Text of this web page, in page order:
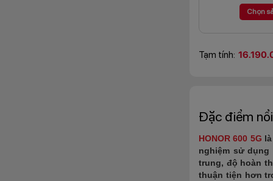
Chọn
Tạm tính:
Đặc điểm
HONOR 600 5G
nghiệm sử
trung, độ hoàn
thuận tiện hơn